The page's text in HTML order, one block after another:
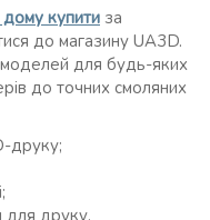
купити за
до магазину UA3D.
для будь-яких
до точних смоляних
друку;